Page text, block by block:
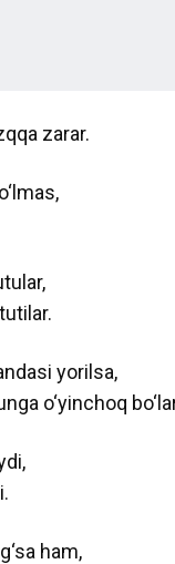
zarar.
yorilsa,
o‘yinchoq
ham,